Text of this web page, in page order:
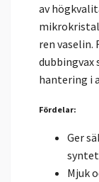
av
ren
dubbingvax
hantering i
Fördelar:
Ger
Mjuk